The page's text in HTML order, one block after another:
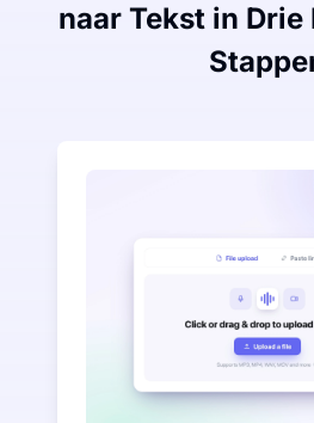
naar Tekst in